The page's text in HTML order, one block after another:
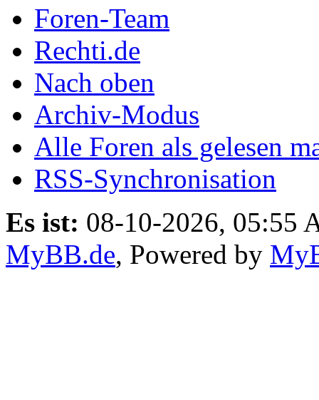
Foren-Team
Rechti.de
Nach oben
Archiv-Modus
Alle Foren als gelesen
RSS-Synchronisation
Es ist: 08-10-2026, 05:55
MyBB.de, Powered by